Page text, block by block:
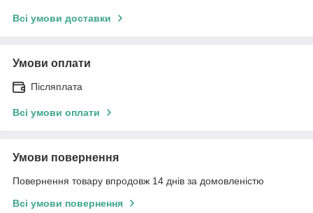
Всі умови доставки
Умови оплати
Післяплата
Всі умови оплати
Умови повернення
Повернення товару впродовж 14 днів за домовленістю
Всі умови повернення